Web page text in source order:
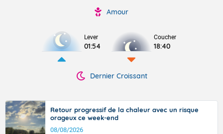
Amour
Lever
01:54
Coucher
18:40
Dernier Croissant
Retour progressif de la chaleur avec un risque
orageux ce week-end
08/08/2026